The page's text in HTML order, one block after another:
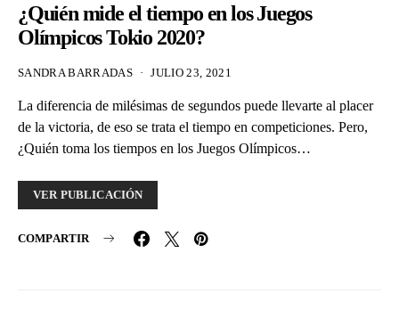
¿Quién mide el tiempo en los Juegos
Olímpicos Tokio 2020?
SANDRA BARRADAS JULIO 23, 2021
La diferencia de milésimas de segundos puede llevarte al placer
de la victoria, de eso se trata el tiempo en competiciones. Pero,
¿Quién toma los tiempos en los Juegos Olímpicos…
VER PUBLICACIÓN
COMPARTIR